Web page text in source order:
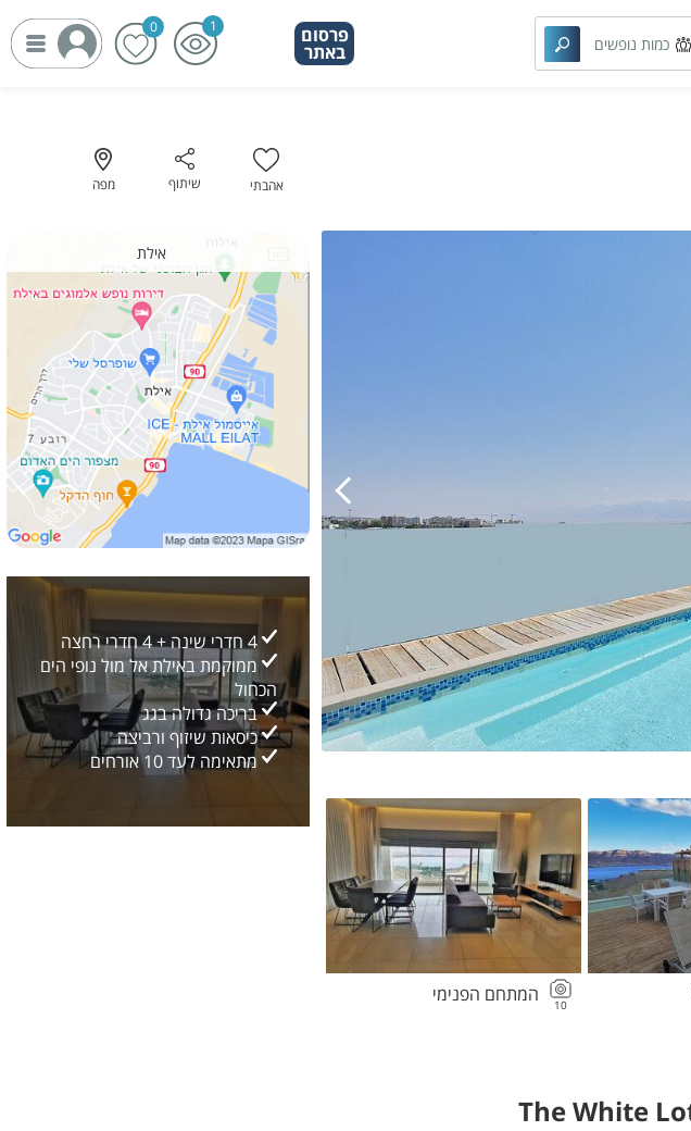
פרסום
באתר
פרסום
באתר כמות נופשים
כללי
10 המתחם הפנימי
אהבתי שיתוף מפה
אילת
4 חדרי שינה + 4 חדרי רחצה
ממוקמת באילת אל מול נופי הים
הכחול
בריכה גדולה בגג
כיסאות שיזוף ורביצה
מתאימה לעד 10 אורחים